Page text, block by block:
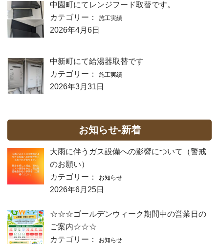
中園町にてレンジフード取替です。
カテゴリー：
施工実績
2026年4月6日
中新町にて給湯器取替です
カテゴリー：
施工実績
2026年3月31日
お知らせ-新着
大雨に伴うガス設備への影響について（警戒
のお願い）
カテゴリー：
お知らせ
2026年6月25日
☆☆☆ゴールデンウィーク期間中の営業日の
ご案内☆☆☆
カテゴリー：
お知らせ